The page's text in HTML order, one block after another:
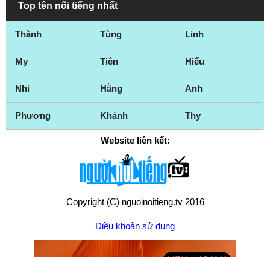
Top tên nổi tiếng nhất
Thành Tùng Linh
My Tiên Hiếu
Nhi Hằng Anh
Phương Khánh Thy
Website liên kết:
Copyright (C) nguoinoitieng.tv 2016
Điều khoản sử dụng